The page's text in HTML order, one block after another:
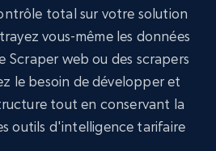
total sur votre solution
vous-même les données
Scraper web ou des scrapers
le besoin de développer et
tout en conservant la
outils d'intelligence tarifaire